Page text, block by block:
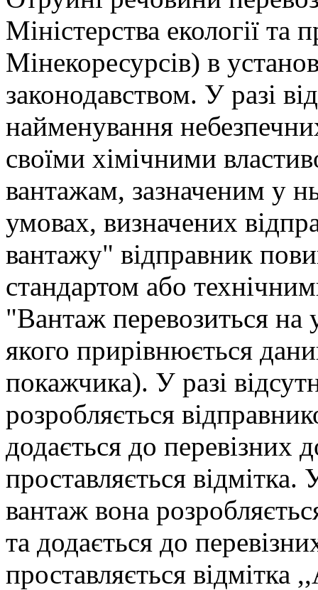
Міністерства екології та
Мінекоресурсів) в
законодавством. У разі
найменування
своїми хімічними
вантажам, зазначеним у
умовах, визначених
вантажу" відправник
стандартом або
"Вантаж перевозиться на
якого прирівнюється
покажчика). У разі
розробляється
додається до перевізних
проставляється відмітка.
вантаж вона
та додається до
проставляється відмітка